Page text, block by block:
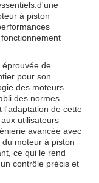
à piston
éprouvée de
pour son
des moteurs
des normes
l'adaptation de cette
utilisateurs
avancée avec
moteur à piston
ce qui le rend
contrôle précis et